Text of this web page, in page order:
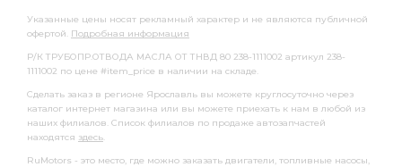
Указанные цены носят рекламный характер и не являются публичной
офертой. Подробная информация
Р/К ТРУБОПР.ОТВОДА МАСЛА ОТ ТНВД 80 238-1111002 артикул 238-
1111002 по цене #item_price в наличии на складе.
Сделать заказ в регионе Ярославль вы можете круглосуточно через
каталог интернет магазина или вы можете приехать к нам в любой из
наших филиалов. Список филиалов по продаже автозапчастей
находятся здесь.
RuMotors - это место, где можно заказать двигатели, топливные насосы,